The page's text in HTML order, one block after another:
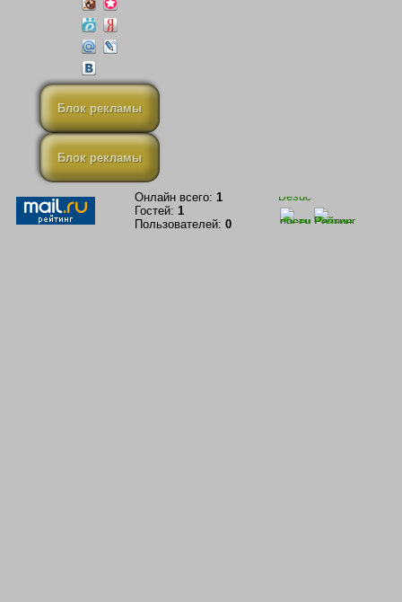
Блок рекламы
Блок рекламы
Онлайн всего: 1
Гостей: 1
Пользователей: 0